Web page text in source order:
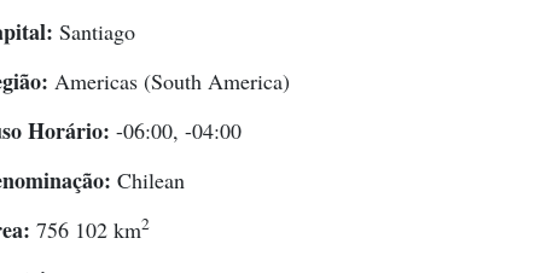
Santiago
Americas (South America)
Horário: -06:00, -04:00
Chilean
756 102 km2